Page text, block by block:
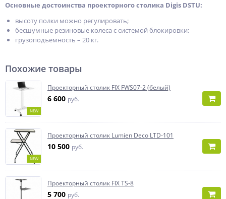
Основные достоинства проекторного столика Digis DSTU:
высоту полки можно регулировать;
бесшумные резиновые колеса с системой блокировки;
грузоподъемность – 20 кг.
Похожие товары
NEW
Проекторный столик FIX FWS07-2 (белый)
6 600 руб.
NEW
Проекторный столик Lumien Deco LTD-101
10 500 руб.
Проекторный столик FIX TS-8
5 700 руб.